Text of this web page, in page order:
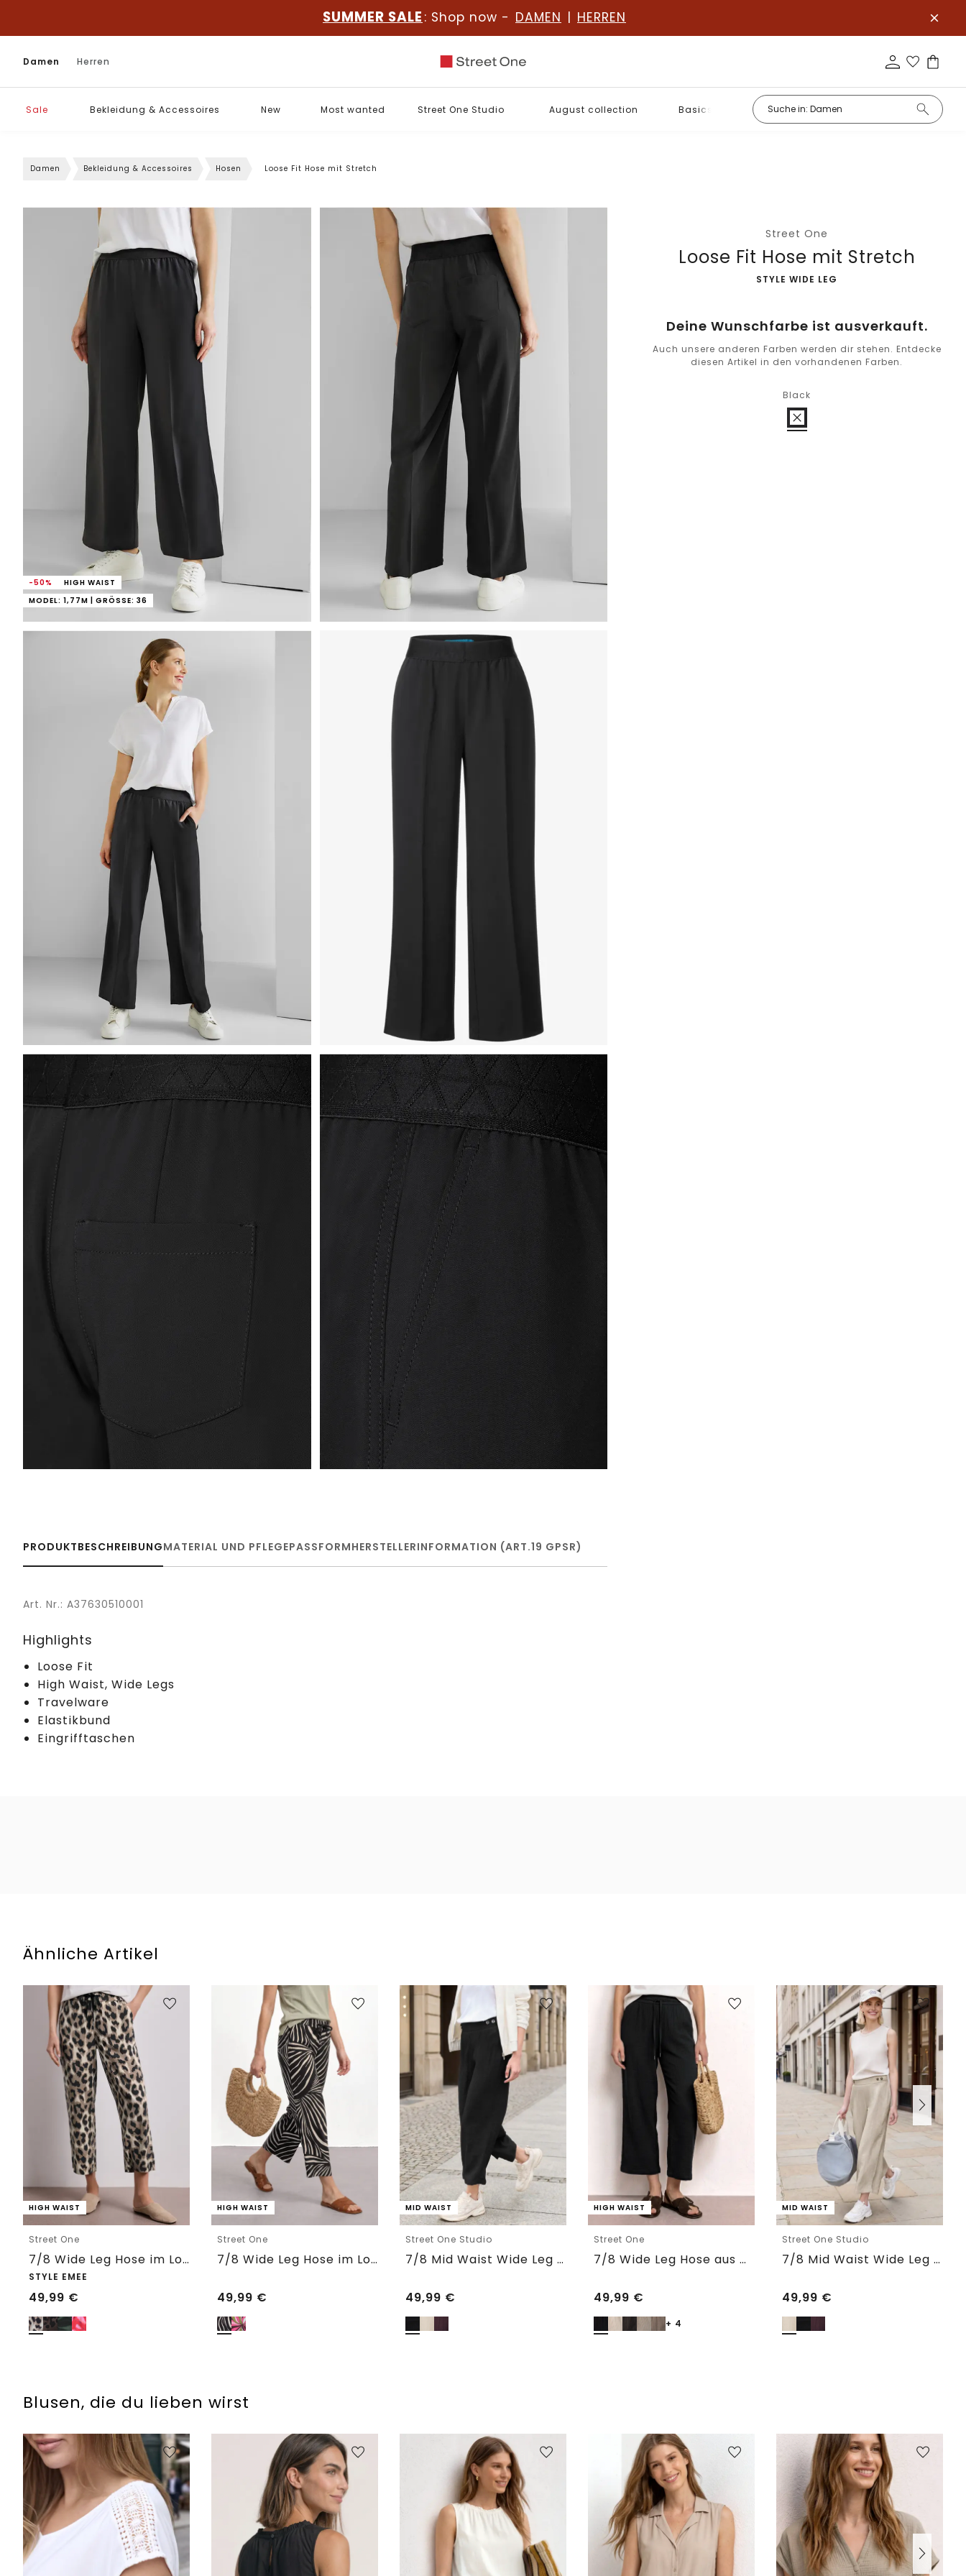
SUMMER SALE : Shop now - DAMEN | HERREN
Damen Herren
Sale Bekleidung & Accessoires New Most wanted Street One Studio August collection Basics
Damen Bekleidung & Accessoires Hosen Loose Fit Hose mit Stretch
-50%
HIGH WAIST
MODEL: 1,77M | GRÖSSE: 36
Street One
Loose Fit Hose mit Stretch
-
STYLE WIDE LEG
Deine Wunschfarbe ist ausverkauft.
Auch unsere anderen Farben werden dir stehen. Entdecke
diesen Artikel in den vorhandenen Farben.
Black
PRODUKTBESCHREIBUNGMATERIAL UND PFLEGEPASSFORMHERSTELLERINFORMATION (ART.19 GPSR)
Art. Nr.: A37630510001
Highlights
Loose Fit
High Waist, Wide Legs
Travelware
Elastikbund
Eingrifftaschen
Ähnliche Artikel
HIGH WAIST
Street One
7/8 Wide Leg Hose im Loose Fit mit Print
STYLE EMEE
49,99 €
HIGH WAIST
Street One
7/8 Wide Leg Hose im Loose Fit
49,99 €
MID WAIST
Street One Studio
7/8 Mid Waist Wide Leg Hose im Leinen-Look
49,99 €
HIGH WAIST
Street One
7/8 Wide Leg Hose aus Musselin im Loose Fit
49,99 €
+ 4
MID WAIST
Street One Studio
7/8 Mid Waist Wide Leg Hose im Leinen-Look
49,99 €
Blusen, die du lieben wirst